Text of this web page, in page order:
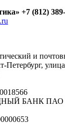
+7 (812)
и
Петербург,
БАНК ПАО